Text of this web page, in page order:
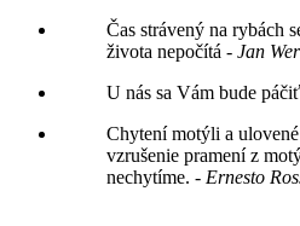
Čas strávený na rybách
života nepočítá - Jan
U nás sa Vám bude
Chytení motýli a
vzrušenie pramení z
nechytíme. - Ernesto